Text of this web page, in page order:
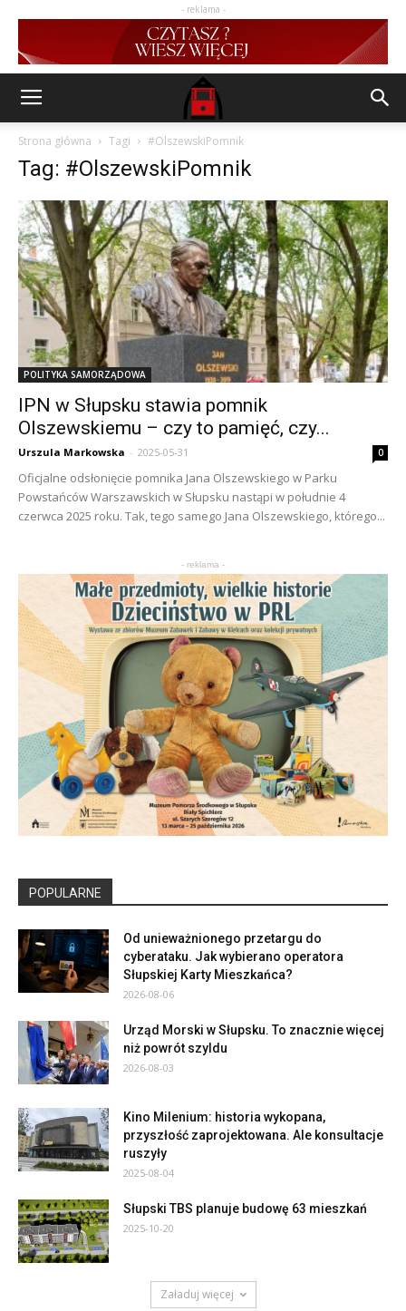
- reklama -
Strona główna Tagi #OlszewskiPomnik
Tag: #OlszewskiPomnik
POLITYKA SAMORZĄDOWA
IPN w Słupsku stawia pomnik
Olszewskiemu – czy to pamięć, czy...
Urszula Markowska - 2025-05-31 0
Oficjalne odsłonięcie pomnika Jana Olszewskiego w Parku
Powstańców Warszawskich w Słupsku nastąpi w południe 4
czerwca 2025 roku. Tak, tego samego Jana Olszewskiego, którego...
- reklama -
POPULARNE
Od unieważnionego przetargu do
cyberataku. Jak wybierano operatora
Słupskiej Karty Mieszkańca?
2026-08-06
Urząd Morski w Słupsku. To znacznie więcej
niż powrót szyldu
2026-08-03
Kino Milenium: historia wykopana,
przyszłość zaprojektowana. Ale konsultacje
ruszyły
2025-08-04
Słupski TBS planuje budowę 63 mieszkań
2025-10-20
Załaduj więcej